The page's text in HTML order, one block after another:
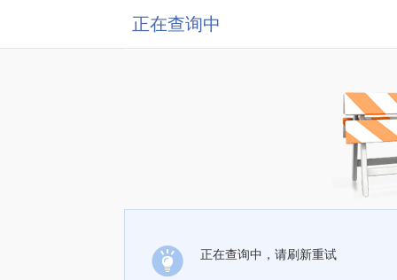
正在查询中
正在查询中，请刷新重试